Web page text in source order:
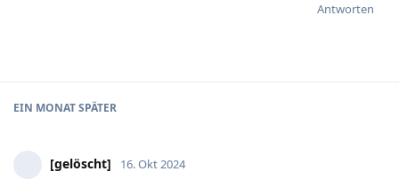
Antworten
EIN MONATSPÄTER
[gelöscht] 16. Okt 2024